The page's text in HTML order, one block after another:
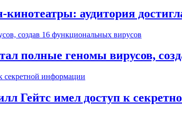
аудитория
полные геномы вирусов,
Гейтс имел доступ к